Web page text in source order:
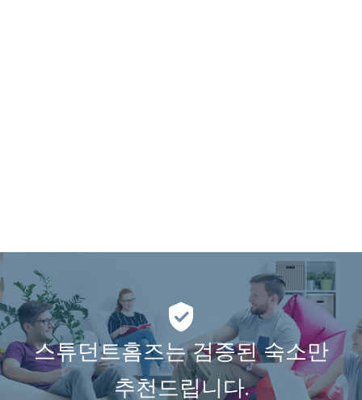
스튜던트홈즈는 검증된 숙소만
추천드립니다.